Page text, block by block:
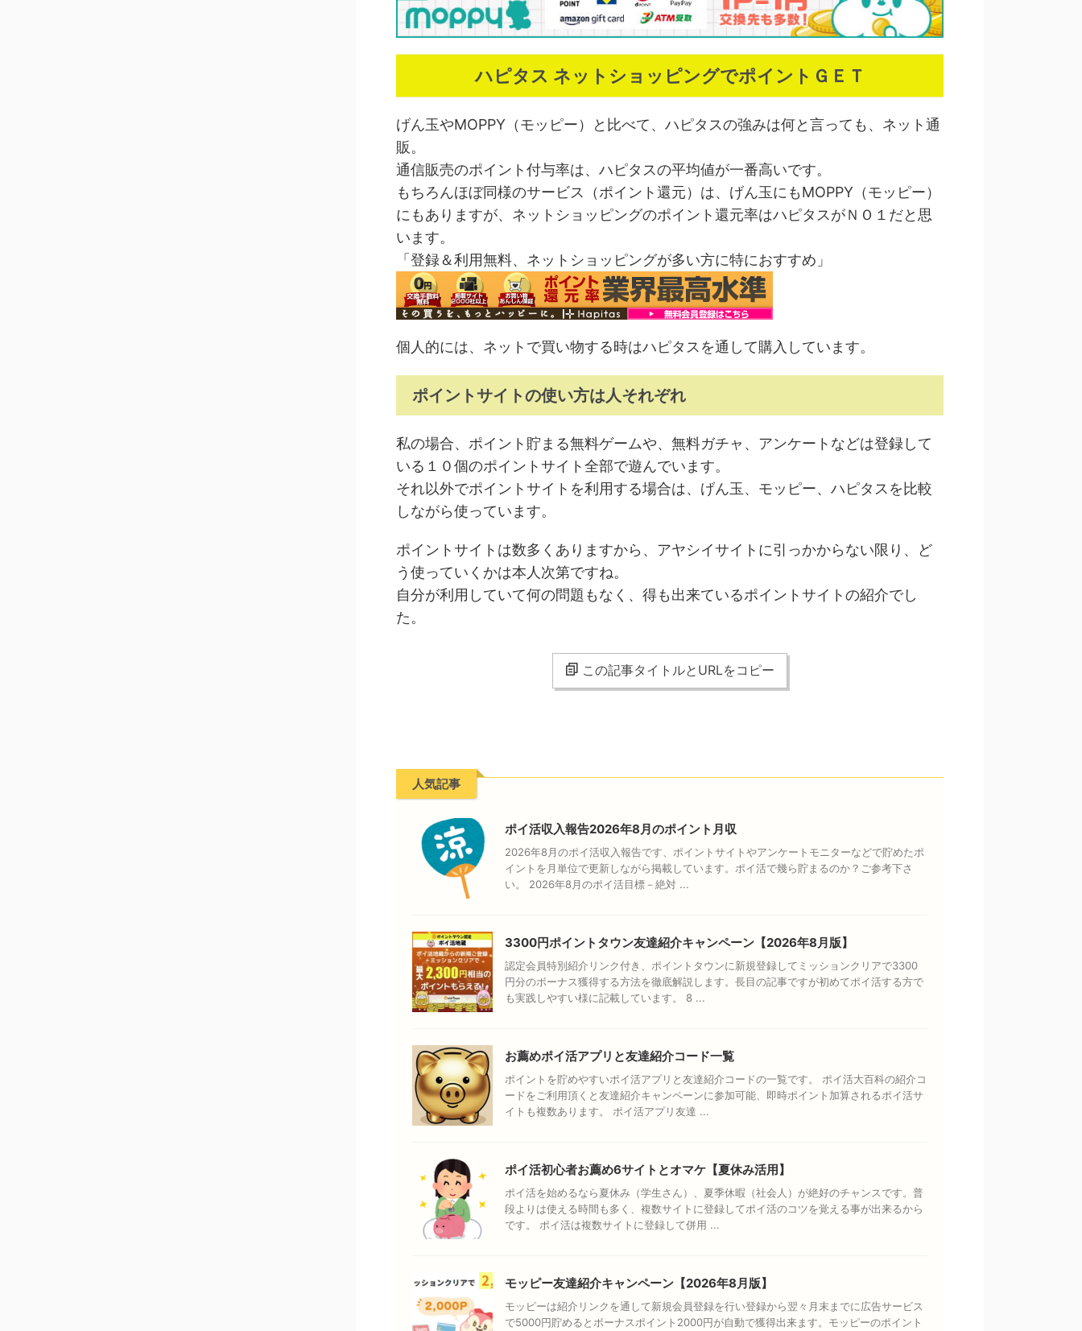
ハピタス ネットショッピングでポイントＧＥＴ
げん玉やMOPPY（モッピー）と比べて、ハピタスの強みは何と言っても、ネット通
販。
通信販売のポイント付与率は、ハピタスの平均値が一番高いです。
もちろんほぼ同様のサービス（ポイント還元）は、げん玉にもMOPPY（モッピー）
にもありますが、ネットショッピングのポイント還元率はハピタスがＮＯ１だと思
います。
「登録＆利用無料、ネットショッピングが多い方に特におすすめ」
個人的には、ネットで買い物する時はハピタスを通して購入しています。
ポイントサイトの使い方は人それぞれ
私の場合、ポイント貯まる無料ゲームや、無料ガチャ、アンケートなどは登録して
いる１０個のポイントサイト全部で遊んでいます。
それ以外でポイントサイトを利用する場合は、げん玉、モッピー、ハピタスを比較
しながら使っています。
ポイントサイトは数多くありますから、アヤシイサイトに引っかからない限り、ど
う使っていくかは本人次第ですね。
自分が利用していて何の問題もなく、得も出来ているポイントサイトの紹介でし
た。
この記事タイトルとURLをコピー
人気記事
ポイ活収入報告2026年8月のポイント月収
2026年8月のポイ活収入報告です、ポイントサイトやアンケートモニターなどで貯めたポ
イントを月単位で更新しながら掲載しています。ポイ活で幾ら貯まるのか？ご参考下さ
い。 2026年8月のポイ活目標－絶対 ...
3300円ポイントタウン友達紹介キャンペーン【2026年8月版】
認定会員特別紹介リンク付き、ポイントタウンに新規登録してミッションクリアで3300
円分のボーナス獲得する方法を徹底解説します。長目の記事ですが初めてポイ活する方で
も実践しやすい様に記載しています。 8 ...
お薦めポイ活アプリと友達紹介コード一覧
ポイントを貯めやすいポイ活アプリと友達紹介コードの一覧です。 ポイ活大百科の紹介コ
ードをご利用頂くと友達紹介キャンペーンに参加可能、即時ポイント加算されるポイ活サ
イトも複数あります。 ポイ活アプリ友達 ...
ポイ活初心者お薦め6サイトとオマケ【夏休み活用】
ポイ活を始めるなら夏休み（学生さん）、夏季休暇（社会人）が絶好のチャンスです。普
段よりは使える時間も多く、複数サイトに登録してポイ活のコツを覚える事が出来るから
です。 ポイ活は複数サイトに登録して併用 ...
モッピー友達紹介キャンペーン【2026年8月版】
モッピーは紹介リンクを通して新規会員登録を行い登録から翌々月末までに広告サービス
で5000円貯めるとボーナスポイント2000円が自動で獲得出来ます。モッピーのポイント